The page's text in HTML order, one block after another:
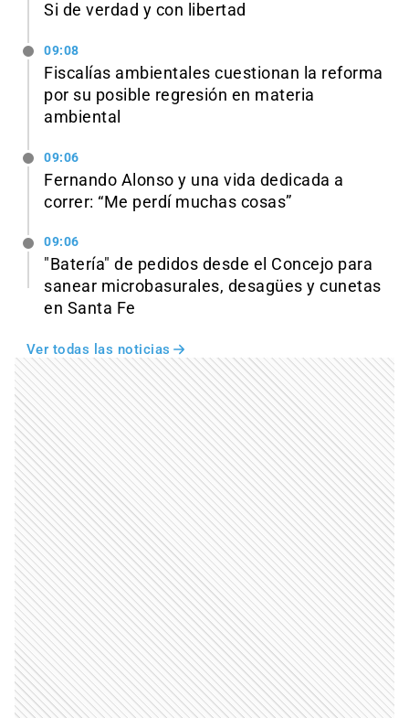
Si de verdad y con libertad
09:08
Fiscalías ambientales cuestionan la reforma
por su posible regresión en materia
ambiental
09:06
Fernando Alonso y una vida dedicada a
correr: “Me perdí muchas cosas”
09:06
"Batería" de pedidos desde el Concejo para
sanear microbasurales, desagües y cunetas
en Santa Fe
Ver todas las noticias